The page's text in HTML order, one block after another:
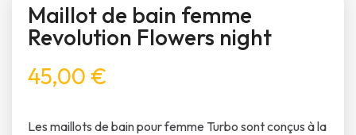
Maillot de bain femme
Revolution Flowers night
45,00 €
Les maillots de bain pour femme Turbo sont conçus à la